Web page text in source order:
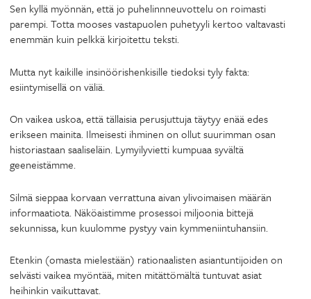
Sen kyllä myönnän, että jo puhelinnneuvottelu on roimasti
parempi. Totta mooses vastapuolen puhetyyli kertoo valtavasti
enemmän kuin pelkkä kirjoitettu teksti.
Mutta nyt kaikille insinöörishenkisille tiedoksi tyly fakta:
esiintymisellä on väliä.
On vaikea uskoa, että tällaisia perusjuttuja täytyy enää edes
erikseen mainita. Ilmeisesti ihminen on ollut suurimman osan
historiastaan saaliseläin. Lymyilyvietti kumpuaa syvältä
geeneistämme.
Silmä sieppaa korvaan verrattuna aivan ylivoimaisen määrän
informaatiota. Näköaistimme prosessoi miljoonia bittejä
sekunnissa, kun kuulomme pystyy vain kymmeniintuhansiin.
Etenkin (omasta mielestään) rationaalisten asiantuntijoiden on
selvästi vaikea myöntää, miten mitättömältä tuntuvat asiat
heihinkin vaikuttavat.